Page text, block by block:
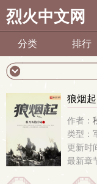
烈火中文网
分类 排行
狼烟起
作者：
类型：
更新时
最新章